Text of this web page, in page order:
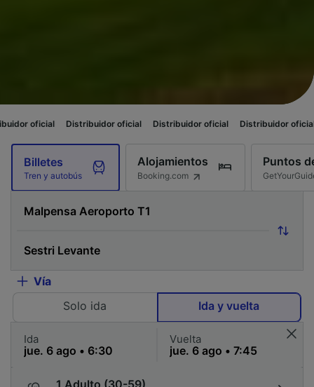
Distribuidor oficial Distribuidor oficial Distribuidor oficial
Billetes
Tren y autobús
Alojamientos
Booking.com
Puntos
Vía
Solo ida
Ida y vuelta
Ida Vuelta
1 Adulto (30-59)